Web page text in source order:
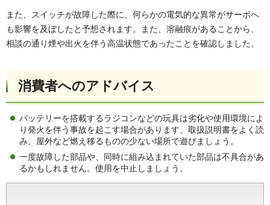
また、スイッチが故障した際に、何らかの電気的な異常がサーボへ
も影響を及ぼしたと予想されます。また、溶融痕があることから、
相談の通り煙や出火を伴う高温状態であったことを確認しました。
消費者へのアドバイス
バッテリーを搭載するラジコンなどの玩具は劣化や使用環境によ
り発火を伴う事故を起こす場合があります。取扱説明書をよく読
み、屋外など燃え移るものの少ない場所で遊びましょう。
一度故障した部品や、同時に組み込まれていた部品は不具合があ
るかもしれません。使用を中止しましょう。